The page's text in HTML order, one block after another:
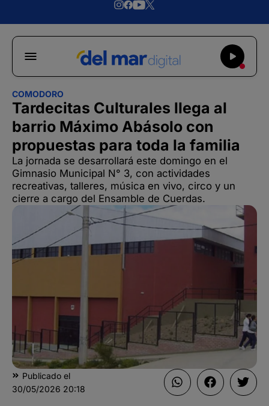
COMODORO
Tardecitas Culturales llega al
barrio Máximo Abásolo con
propuestas para toda la familia
La jornada se desarrollará este domingo en el
Gimnasio Municipal N° 3, con actividades
recreativas, talleres, música en vivo, circo y un
cierre a cargo del Ensamble de Cuerdas.
Publicado el
30/05/2026 20:18